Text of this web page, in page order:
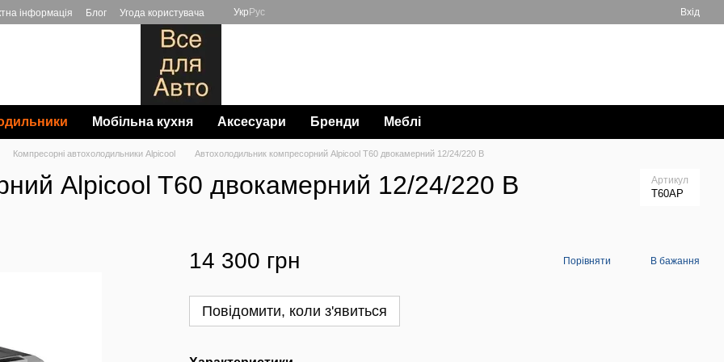
інформація Блог Угода користувача Укр Рус Вхід
Мобільна кухня Аксесуари Бренди Меблі
Компресорні автохолодильники Alpicool Автохолодильник компресорний Alpicool T60 двокамерний 12/24/220 В
Alpicool T60 двокамерний 12/24/220 В Артикул
T60AP
14 300 грн Порівняти В бажання
Повідомити, коли з'явиться